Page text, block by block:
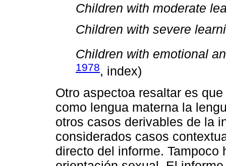
Children with moderate
Children with severe
Children with emotional
1978, index)
Otro aspectoa resaltar es
como lengua materna la
otros casos derivables de la
considerados casos
directo del informe.